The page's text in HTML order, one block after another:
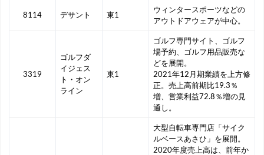
8114 デサント 東1
ウィンタースポーツなどの
アウトドアウェアが中心。
3319
ゴルフダ
イジェス
ト・オン
ライン
東1
ゴルフ専門サイト、ゴルフ
場予約、ゴルフ用品販売な
どを展開。
2021年12月期業績を上方修
正。売上高前期比19.3％
増、営業利益72.8％増の見
通し。
大型自転車専門店「サイク
ルベースあさひ」を展開。
2020年度売上高は、前年か